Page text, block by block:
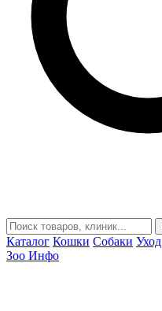
Каталог Кошки Собаки Уход
Зоо Инфо